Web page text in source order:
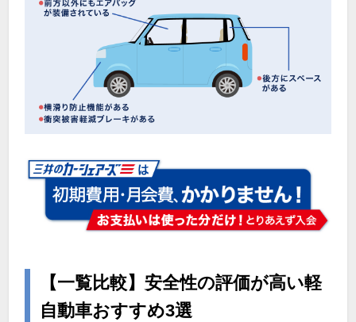
【一覧比較】安全性の評価が高い軽
自動車おすすめ3選